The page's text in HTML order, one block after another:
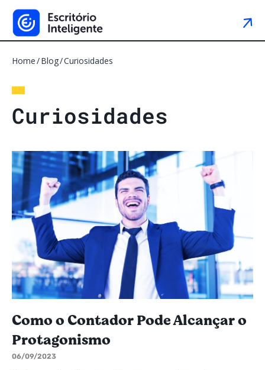
Home Blog Curiosidades
Curiosidades
Como o Contador Pode Alcançar o
Protagonismo
06/09/2023